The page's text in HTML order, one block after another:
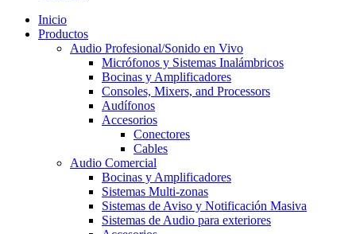
Inicio
Productos
Audio Profesional/Sonido en Vivo
Micrófonos y Sistemas Inalámbricos
Bocinas y Amplificadores
Consoles, Mixers, and Processors
Audífonos
Accesorios
Conectores
Cables
Audio Comercial
Bocinas y Amplificadores
Sistemas Multi-zonas
Sistemas de Aviso y Notificación Masiva
Sistemas de Audio para exteriores